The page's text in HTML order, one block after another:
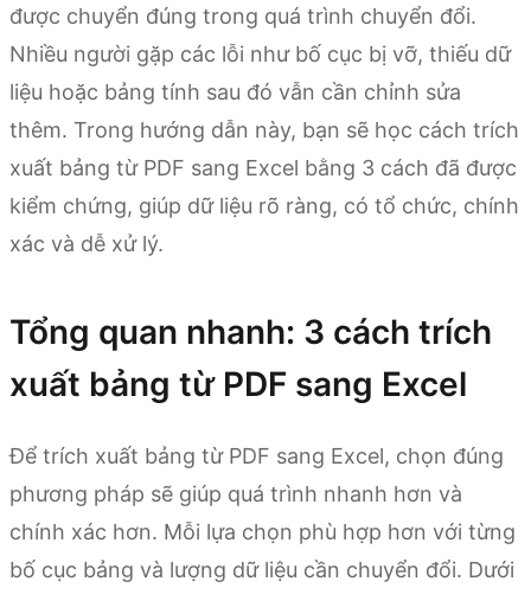
được chuyển đúng trong quá trình chuyển đổi.
Nhiều người gặp các lỗi như bố cục bị vỡ, thiếu dữ
liệu hoặc bảng tính sau đó vẫn cần chỉnh sửa
thêm. Trong hướng dẫn này, bạn sẽ học cách trích
xuất bảng từ PDF sang Excel bằng 3 cách đã được
kiểm chứng, giúp dữ liệu rõ ràng, có tổ chức, chính
xác và dễ xử lý.
Tổng quan nhanh: 3 cách trích
xuất bảng từ PDF sang Excel
Để trích xuất bảng từ PDF sang Excel, chọn đúng
phương pháp sẽ giúp quá trình nhanh hơn và
chính xác hơn. Mỗi lựa chọn phù hợp hơn với từng
bố cục bảng và lượng dữ liệu cần chuyển đổi. Dưới